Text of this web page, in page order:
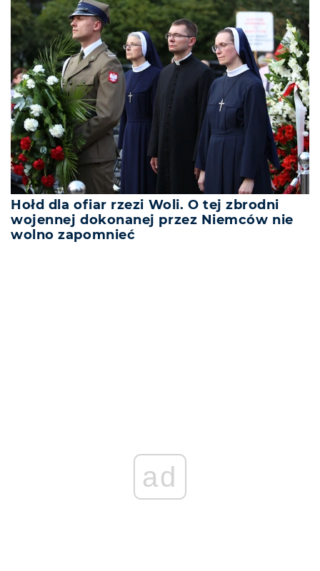
Hołd dla ofiar rzezi Woli. O tej zbrodni
wojennej dokonanej przez Niemców nie
wolno zapomnieć